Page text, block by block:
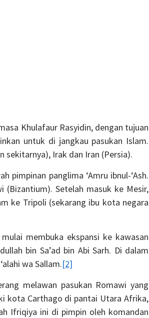
Khulafaur Rasyidin, dengan tujuan
untuk di jangkau pasukan Islam.
sekitarnya), Irak dan Iran (Persia).
pimpinan panglima ‘Amru ibnul-‘Ash.
(Bizantium). Setelah masuk ke Mesir,
ke Tripoli (sekarang ibu kota negara
membuka ekspansi ke kawasan
bin Sa’ad bin Abi Sarh. Di dalam
wa Sallam.[2]
melawan pasukan Romawi yang
kota Carthago di pantai Utara Afrika,
Ifriqiya ini di pimpin oleh komandan